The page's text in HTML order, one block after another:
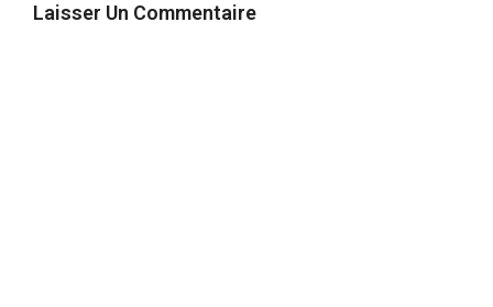
Laisser Un Commentaire